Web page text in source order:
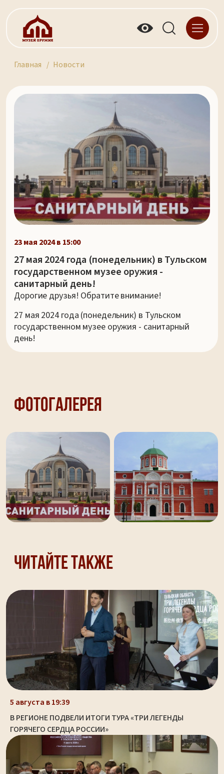
Главная Новости
23 мая 2024 в 15:00
27 мая 2024 года (понедельник) в Тульском
государственном музее оружия -
санитарный день!
Дорогие друзья! Обратите внимание!
27 мая 2024 года (понедельник) в Тульском
государственном музее оружия - санитарный
день!
Фотогалерея
Читайте также
5 августа в 19:39
В РЕГИОНЕ ПОДВЕЛИ ИТОГИ ТУРА «ТРИ ЛЕГЕНДЫ
ГОРЯЧЕГО СЕРДЦА РОССИИ»